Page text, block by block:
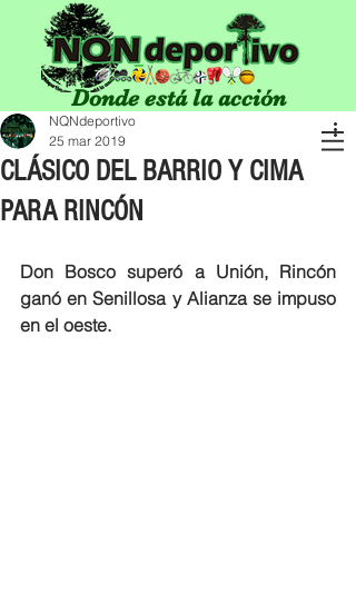
Donde está la acción
CLÁSICO DEL BARRIO Y CIMA
PARA RINCÓN
NQNdeportivo
25 mar 2019
Don Bosco superó a Unión, Rincón
ganó en Senillosa y Alianza se impuso
en el oeste.